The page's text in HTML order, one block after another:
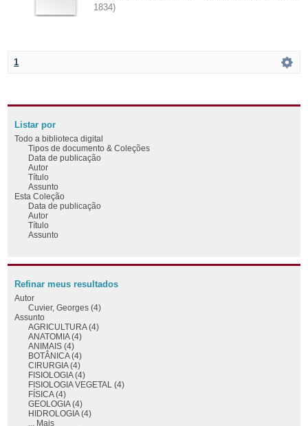
1834)
1
Listar por
Todo a biblioteca digital
Tipos de documento & Coleções
Data de publicação
Autor
Título
Assunto
Esta Coleção
Data de publicação
Autor
Título
Assunto
Refinar meus resultados
Autor
Cuvier, Georges (4)
Assunto
AGRICULTURA (4)
ANATOMIA (4)
ANIMAIS (4)
BOTÂNICA (4)
CIRURGIA (4)
FISIOLOGIA (4)
FISIOLOGIA VEGETAL (4)
FÍSICA (4)
GEOLOGIA (4)
HIDROLOGIA (4)
... Mais